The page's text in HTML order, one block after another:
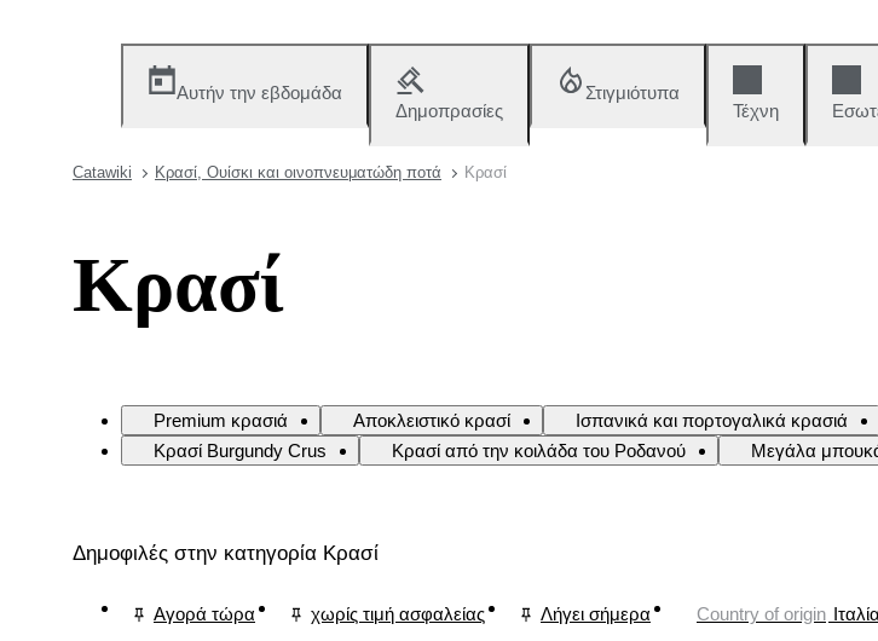
Αυτήν την εβδομάδα
Δημοπρασίες
Στιγμιότυπα
Τέχνη
Catawiki Κρασί, Ουίσκι και οινοπνευματώδη ποτά Κρασί
Κρασί
Premium κρασιά Αποκλειστικό κρασί Ισπανικά και πορτογαλικά κρασιά
Κρασί Burgundy Crus
Κρασί από την κοιλάδα του Ροδανού Μεγάλα
Δημοφιλές στην κατηγορία Κρασί
Αγορά τώρα χωρίς τιμή ασφαλείας Λήγει σήμερα Country of origin Ιταλία